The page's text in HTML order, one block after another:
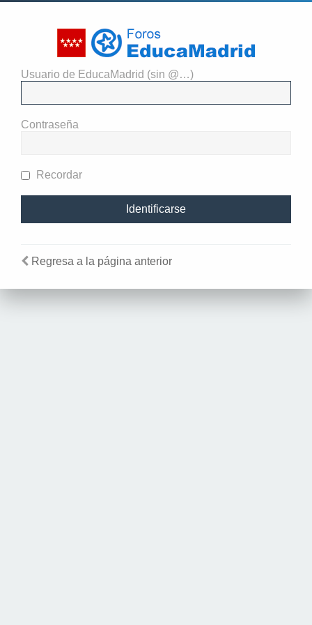
Usuario de EducaMadrid (sin @…)
Contraseña
Recordar
Regresa a la página anterior